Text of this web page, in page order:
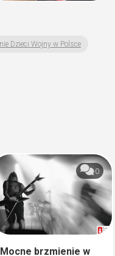
Dzieci Wojny w Polsce
0
Mocne brzmienie w